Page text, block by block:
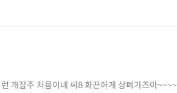
리고 이런 개잡주 처음이네 씨8 화끈하게 상폐가즈아~~~~